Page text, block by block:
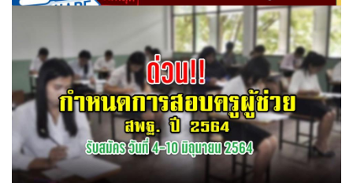
ก.ค.ศ.เห็นชอบหลักเกณฑ์ฯ สอบครูผู้ช่วย และกลุ่มวิชาที่
ขาดแคลนจำเป็น